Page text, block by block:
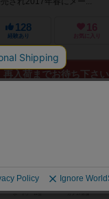
128
経験あり
16
お気に入り
再入荷までお待ち下さい
Go Go City